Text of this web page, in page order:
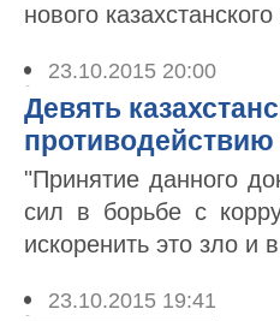
нового
23.10.2015 20:00
Девять
"Принятие данного
сил в борьбе с
искоренить это зло
23.10.2015 19:41